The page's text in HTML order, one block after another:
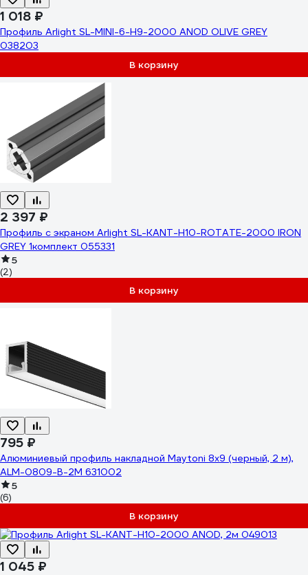
1 018 ₽
Профиль Arlight SL-MINI-6-H9-2000 ANOD OLIVE GREY
038203
В корзину
2 397 ₽
Профиль с экраном Arlight SL-KANT-H10-ROTATE-2000 IRON
GREY 1комплект 055331
5
(2)
В корзину
795 ₽
Алюминиевый профиль накладной Maytoni 8x9 (черный, 2 м),
ALM-0809-B-2M 631002
5
(6)
В корзину
1 045 ₽